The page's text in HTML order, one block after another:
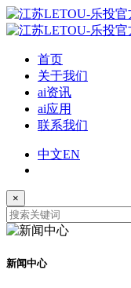
首页
关于我们
ai资讯
ai应用
联系我们
中文EN
×
新闻中心